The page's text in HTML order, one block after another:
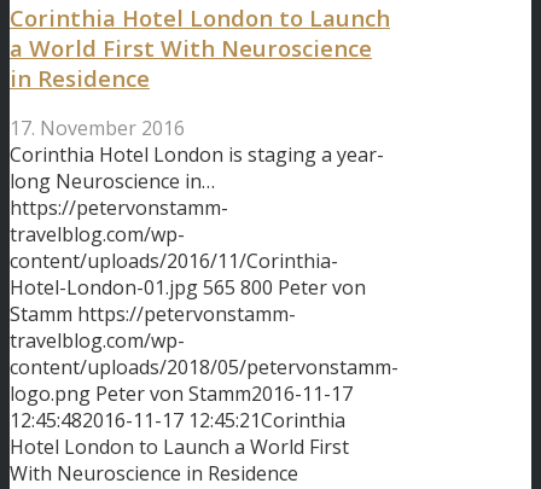
Corinthia Hotel London to Launch
a World First With Neuroscience
in Residence
17. November 2016
Corinthia Hotel London is staging a year-
long Neuroscience in…
https://petervonstamm-
travelblog.com/wp-
content/uploads/2016/11/Corinthia-
Hotel-London-01.jpg565 800 Peter von
Stamm https://petervonstamm-
travelblog.com/wp-
content/uploads/2018/05/petervonstamm-
logo.png Peter von Stamm2016-11-17
12:45:482016-11-17 12:45:21Corinthia
Hotel London to Launch a World First
With Neuroscience in Residence